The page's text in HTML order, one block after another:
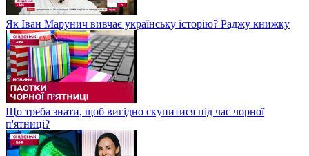
Як Іван Марунич вивчає українську історію? Раджу книжку
Що треба знати, щоб вигідно скупитися під час чорної
п'ятниці?